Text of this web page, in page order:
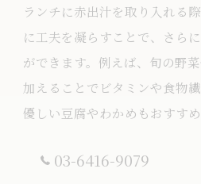
ランチに赤出汁を取り入れる
に工夫を凝らすことで、さら
ができます。例えば、旬の野
加えることでビタミンや食物
優しい豆腐やわかめもおすすめ
クが深まり、味噌の風味を引
03-6416-9079